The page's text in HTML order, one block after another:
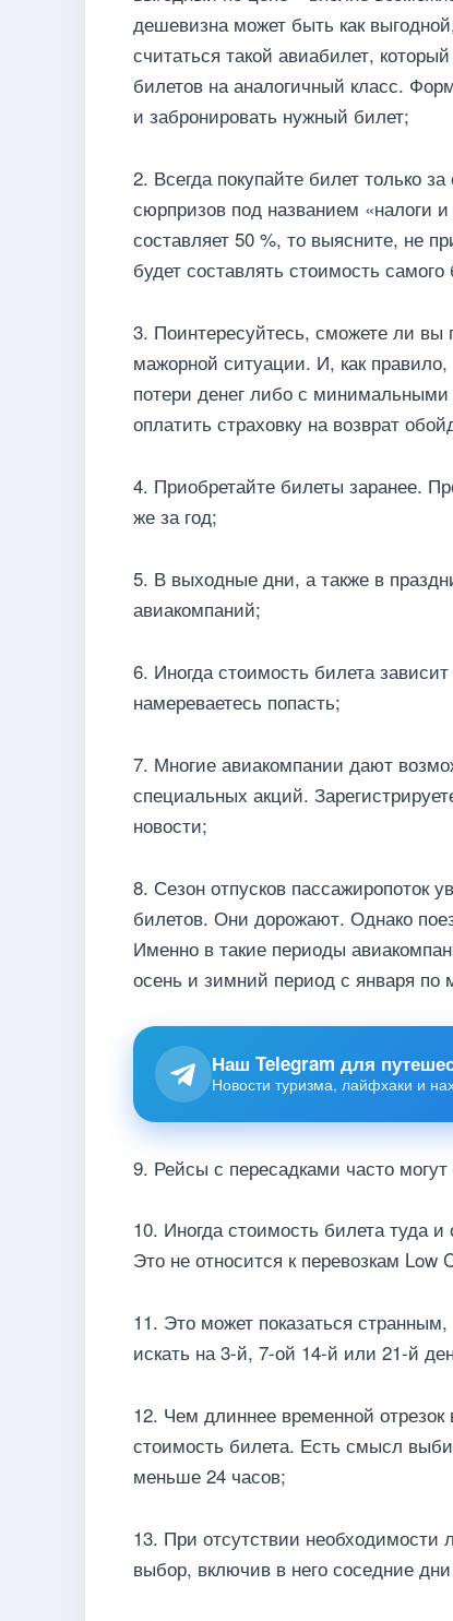
дешевизна может быть как
считаться такой авиабилет,
билетов на аналогичный класс.
и забронировать нужный билет;
2. Всегда покупайте билет только
сюрпризов под названием «налоги
составляет 50 %, то выясните, не
будет составлять стоимость самого
3. Поинтересуйтесь, сможете ли вы
мажорной ситуации. И, как
потери денег либо с минимальными
оплатить страховку на возврат
4. Приобретайте билеты заранее.
же за год;
5. В выходные дни, а также в
авиакомпаний;
6. Иногда стоимость билета
намереваетесь попасть;
7. Многие авиакомпании дают
специальных акций.
новости;
8. Сезон отпусков пассажиропоток
билетов. Они дорожают. Однако
Именно в такие периоды
осень и зимний период с января по
Наш Telegram для
Новости туризма, лайфхаки и
9. Рейсы с пересадками часто
10. Иногда стоимость билета туда
Это не относится к перевозкам Low
11. Это может показаться
искать на 3-й, 7-ой 14-й или 21-й
12. Чем длиннее временной
стоимость билета. Есть смысл
меньше 24 часов;
13. При отсутствии необходимости
выбор, включив в него соседние